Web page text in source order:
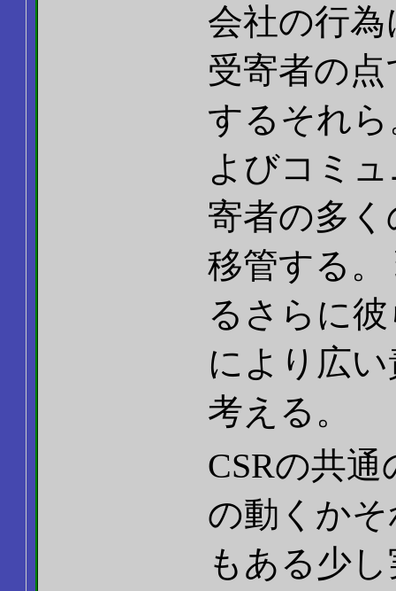
会社の行
受寄者の
するそれ
よびコミ
寄者の多
移管する
るさらに
により広
考える。
CSRの共
の動くか
もある少